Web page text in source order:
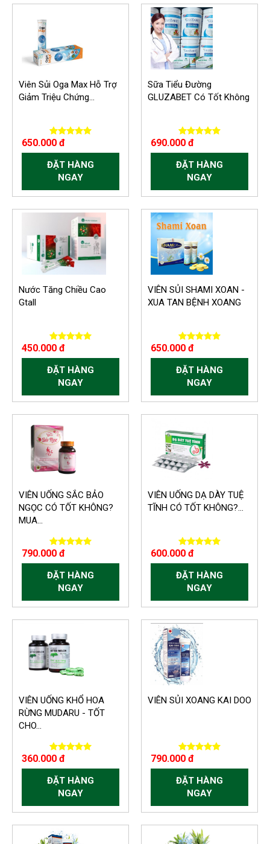
Viên Sủi Oga Max Hỗ Trợ
Giảm Triệu Chứng...
650.000 đ
ĐẶT HÀNG
NGAY
Sữa Tiểu Đường
GLUZABET Có Tốt Không
690.000 đ
ĐẶT HÀNG
NGAY
Nước Tăng Chiều Cao
Gtall
450.000 đ
ĐẶT HÀNG
NGAY
VIÊN SỦI SHAMI XOAN -
XUA TAN BỆNH XOANG
650.000 đ
ĐẶT HÀNG
NGAY
VIÊN UỐNG SẮC BẢO
NGỌC CÓ TỐT KHÔNG?
MUA...
790.000 đ
ĐẶT HÀNG
NGAY
VIÊN UỐNG DẠ DÀY TUỆ
TĨNH CÓ TỐT KHÔNG?...
600.000 đ
ĐẶT HÀNG
NGAY
VIÊN UỐNG KHỔ HOA
RỪNG MUDARU - TỐT
CHO...
360.000 đ
ĐẶT HÀNG
NGAY
VIÊN SỦI XOANG KAI DOO
790.000 đ
ĐẶT HÀNG
NGAY